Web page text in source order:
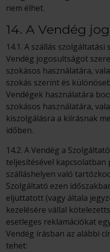
nem élhet.
14. A Vendég
14.1. A szállás
Vendég jogosultságot
szokásos használatára,
szokás szerint és
Vendégek használatára
szokásos használatára,
kiszolgálásra a kiírásnak
időben.
14.2. A Vendég a
teljesítésével kapcsolatban
szálláshelyen való
Szolgáltató ezen
eljuttatott (vagy általa
kezelésére vállal
esetleges reklamációkat
Vendég írásban az alábbi
tehet: